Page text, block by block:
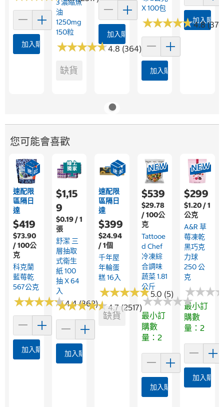
加入購物車
3 濃縮魚
油
1250mg
150粒
★★★★★
★★★★★4.8 (364)
缺貨
加入購物車
X 100包
★★★★★
★★★★★4.8
加入購物車
加入購物
您可能會喜歡
速配限
區隔日
達
$419
$73.90
/ 100公
克
科克蘭
藍莓乾
567公克
★★★★★
★★★★★4.4 (362)
加入購物車
$1,15
9
$0.19 / 1
張
舒潔 三
層抽取
式衛生
紙 100
抽 X 64
入
★★★★★
★★★★★4.7 (2517)
加入購物車
速配限
區隔日
達
$399
$24.94
/ 1個
千年屋
年輪蛋
糕 16入
★★★★★
★★★★★5.0 (5)
缺貨
$539
$29.78
/ 100公
克
Tattooe
D Chef
冷凍綜
合調味
蔬菜 1.81
公斤
★★★★★
★★★★★
最小訂
購數
量：2
加入購物車
$299
$1.20 / 1
公克
A&R 草
莓凍乾
黑巧克
力球
250 公
克
★★★
★★★
最小訂
購數
量：2
加入購物